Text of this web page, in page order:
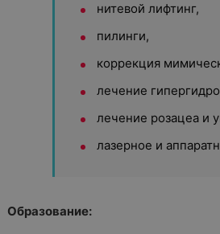
нитевой лифтинг,
пилинги,
коррекция
лечение
лечение розацеа и
лазерное и
Образование: